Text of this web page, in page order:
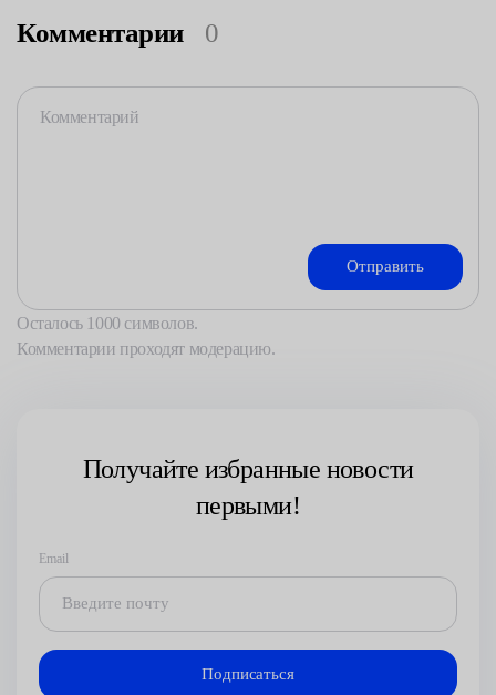
Комментарии 0
Осталось 1000 символов.
Комментарии проходят модерацию.
Получайте избранные новости
первыми!
Email